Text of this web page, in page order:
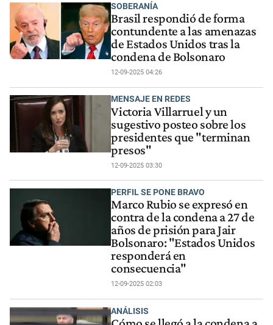
SOBERANÍA
Brasil respondió de forma
contundente a las amenazas
de Estados Unidos tras la
condena de Bolsonaro
12-09-2025 04:26
MENSAJE EN REDES
Victoria Villarruel y un
sugestivo posteo sobre los
presidentes que "terminan
presos"
12-09-2025 03:30
PERFIL SE PONE BRAVO
Marco Rubio se expresó en
contra de la condena a 27 de
años de prisión para Jair
Bolsonaro: "Estados Unidos
responderá en
consecuencia"
12-09-2025 02:03
ANÁLISIS